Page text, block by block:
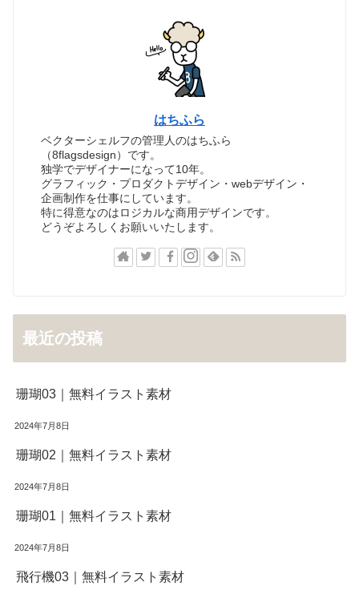
はちふら
ベクターシェルフの管理人のはちふら
（8flagsdesign）です。
独学でデザイナーになって10年。
グラフィック・プロダクトデザイン・webデザイン・
企画制作を仕事にしています。
特に得意なのはロジカルな商用デザインです。
どうぞよろしくお願いいたします。
最近の投稿
珊瑚03｜無料イラスト素材
2024年7月8日
珊瑚02｜無料イラスト素材
2024年7月8日
珊瑚01｜無料イラスト素材
2024年7月8日
飛行機03｜無料イラスト素材